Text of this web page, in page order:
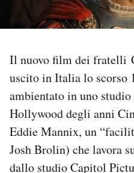
NEWSLETTER
CALENDARIO
AREA PERSONALE
Il nuovo film dei fratelli
uscito in Italia lo scorso
ambientato in uno
Hollywood degli anni
Eddie Mannix, un
Josh Brolin) che lavora
dallo studio Capitol